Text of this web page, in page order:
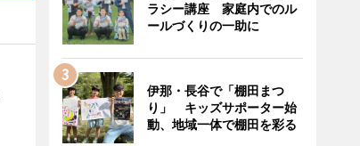
ラシー講座 家庭内でのル
ールづくりの一助に
伊那・長谷で「棚田まつ
り」 キッズサポーター始
動、地域一体で棚田を彩る